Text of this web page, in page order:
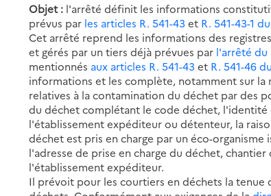
Objet : l'arrêté définit les informations
prévus par les articles R. 541-43 et R. 541-43-1
Cet arrêté reprend les informations des
et gérés par un tiers déjà prévues par l'arrêté du
mentionnés aux articles R. 541-43 et R. 541-46
informations et les complète, notamment sur
relatives à la contamination du déchet par des
du déchet complétant le code déchet, l'identité
l'établissement expéditeur ou détenteur, la
déchet est pris en charge par un éco-
l'adresse de prise en charge du déchet,
l'établissement expéditeur.
Il prévoit pour les courtiers en déchets la tenue